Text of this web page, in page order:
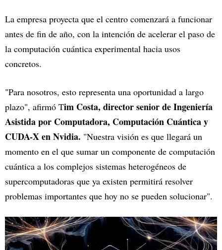
La empresa proyecta que el centro comenzará a funcionar
antes de fin de año, con la intención de acelerar el paso de
la computación cuántica experimental hacia usos
concretos.
"Para nosotros, esto representa una oportunidad a largo
plazo", afirmó Tim Costa, director senior de Ingeniería
Asistida por Computadora, Computación Cuántica y
CUDA-X en Nvidia. "Nuestra visión es que llegará un
momento en el que sumar un componente de computación
cuántica a los complejos sistemas heterogéneos de
supercomputadoras que ya existen permitirá resolver
problemas importantes que hoy no se pueden solucionar".